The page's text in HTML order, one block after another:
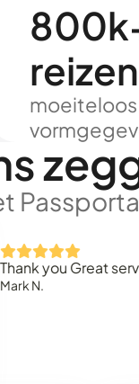
reizen
moeiteloos
Great service